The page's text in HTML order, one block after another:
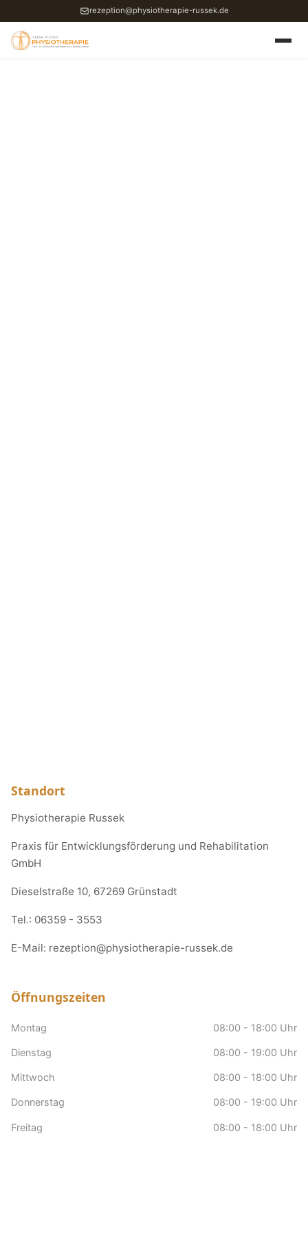
rezeption@physiotherapie-russek.de
Standort
Physiotherapie Russek
Praxis für Entwicklungsförderung und Rehabilitation
GmbH
Dieselstraße 10, 67269 Grünstadt
Tel.: 06359 - 3553
E-Mail: rezeption@physiotherapie-russek.de
Öffnungszeiten
Montag 08:00 - 18:00 Uhr
Dienstag 08:00 - 19:00 Uhr
Mittwoch 08:00 - 18:00 Uhr
Donnerstag 08:00 - 19:00 Uhr
Freitag 08:00 - 18:00 Uhr